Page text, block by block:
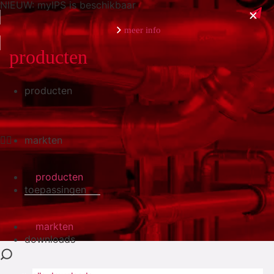
NIEUW: myIPS is beschikbaar
meer info
sluiten
producten
markten
toepassingen
downloads
producten
markten
producten